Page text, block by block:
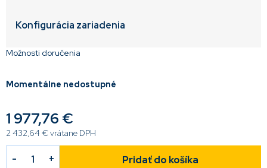
1 977,76 €
2 432,64 €vrátane DPH
Momentálne nedostupné
Konfigurácia zariadenia
Možnosti doručenia
Pridať do košíka